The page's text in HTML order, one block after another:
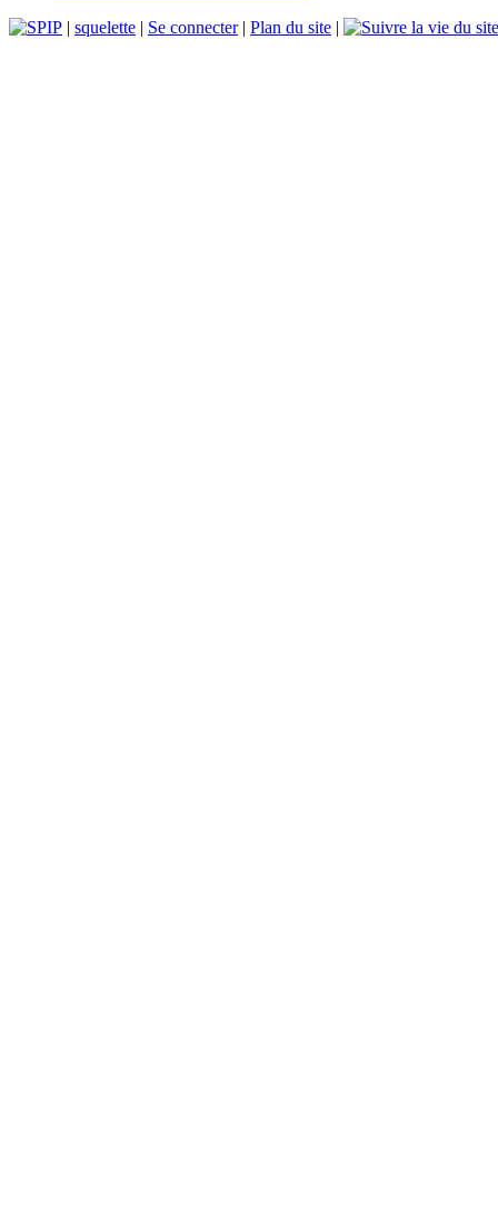
| squelette | Se connecter| Plan du site |